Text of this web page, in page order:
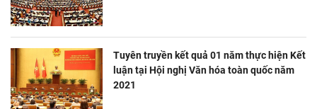
Tuyên truyền kết quả 01 năm thực hiện Kết
luận tại Hội nghị Văn hóa toàn quốc năm
2021